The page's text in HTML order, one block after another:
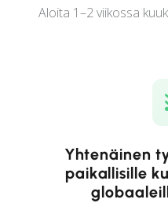
Aloita 1–2 viikossa
Yhtenäinen
paikallisille